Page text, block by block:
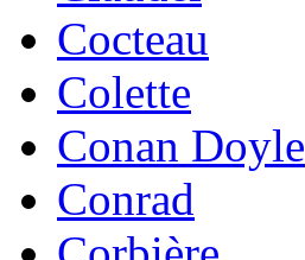
Cocteau
Colette
Conan Doyle
Conrad